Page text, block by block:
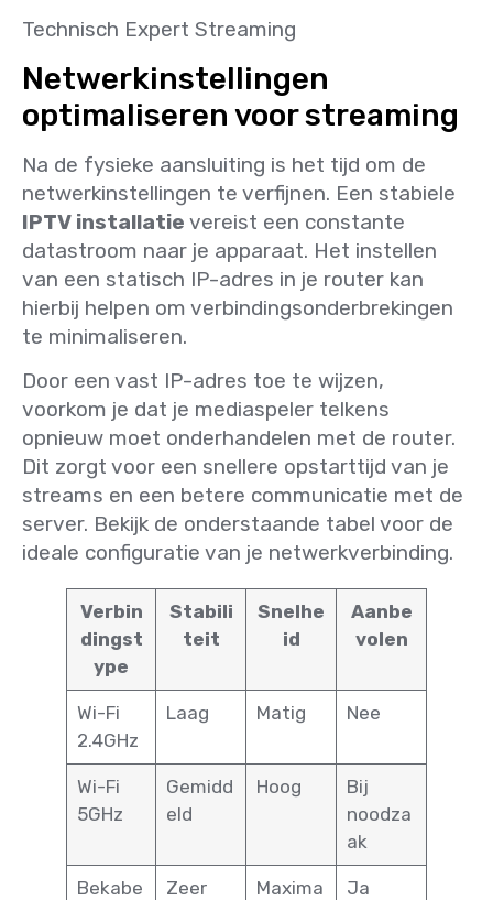
Technisch Expert Streaming
Netwerkinstellingen
optimaliseren voor streaming
Na de fysieke aansluiting is het tijd om de
netwerkinstellingen te verfijnen. Een stabiele
IPTV installatie vereist een constante
datastroom naar je apparaat. Het instellen
van een statisch IP-adres in je router kan
hierbij helpen om verbindingsonderbrekingen
te minimaliseren.
Door een vast IP-adres toe te wijzen,
voorkom je dat je mediaspeler telkens
opnieuw moet onderhandelen met de router.
Dit zorgt voor een snellere opstarttijd van je
streams en een betere communicatie met de
server. Bekijk de onderstaande tabel voor de
ideale configuratie van je netwerkverbinding.
Verbin
dingst
ype
Stabili
teit
Snelhe
id
Aanbe
volen
Wi-Fi
2.4GHz
Laag Matig Nee
Wi-Fi
5GHz
Gemidd
eld
Hoog
Bij
noodza
ak
Bekabe
Zeer
Maxima
Ja